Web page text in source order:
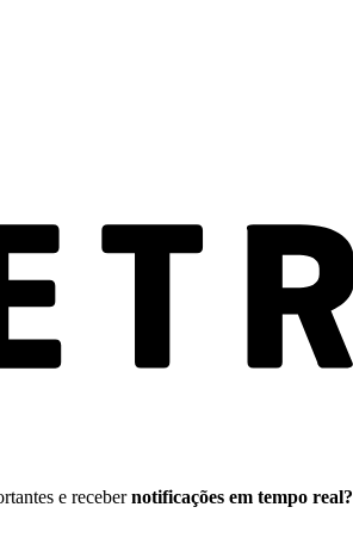
e receber notificações em tempo real?